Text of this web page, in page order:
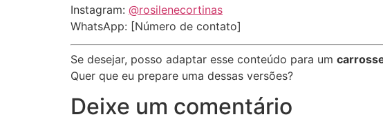
Instagram: @rosilenecortinas
WhatsApp: [Número de contato]
Se desejar, posso adaptar esse conteúdo para um
Quer que eu prepare uma dessas versões?
Deixe um comentário